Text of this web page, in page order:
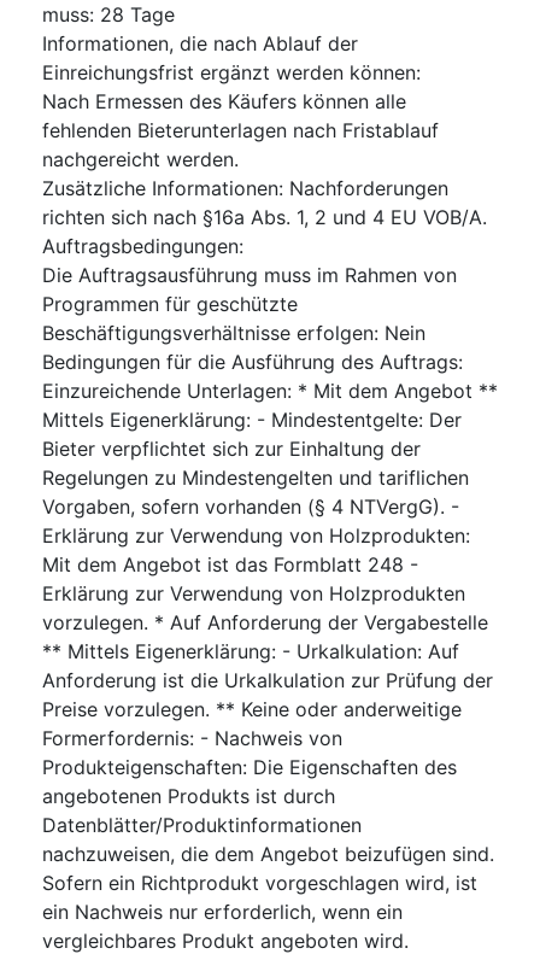
muss: 28 Tage
Informationen, die nach Ablauf der
Einreichungsfrist ergänzt werden können:
Nach Ermessen des Käufers können alle
fehlenden Bieterunterlagen nach Fristablauf
nachgereicht werden.
Zusätzliche Informationen: Nachforderungen
richten sich nach §16a Abs. 1, 2 und 4 EU VOB/A.
Auftragsbedingungen:
Die Auftragsausführung muss im Rahmen von
Programmen für geschützte
Beschäftigungsverhältnisse erfolgen: Nein
Bedingungen für die Ausführung des Auftrags:
Einzureichende Unterlagen: * Mit dem Angebot **
Mittels Eigenerklärung: - Mindestentgelte: Der
Bieter verpflichtet sich zur Einhaltung der
Regelungen zu Mindestengelten und tariflichen
Vorgaben, sofern vorhanden (§ 4 NTVergG). -
Erklärung zur Verwendung von Holzprodukten:
Mit dem Angebot ist das Formblatt 248 -
Erklärung zur Verwendung von Holzprodukten
vorzulegen. * Auf Anforderung der Vergabestelle
** Mittels Eigenerklärung: - Urkalkulation: Auf
Anforderung ist die Urkalkulation zur Prüfung der
Preise vorzulegen. ** Keine oder anderweitige
Formerfordernis: - Nachweis von
Produkteigenschaften: Die Eigenschaften des
angebotenen Produkts ist durch
Datenblätter/Produktinformationen
nachzuweisen, die dem Angebot beizufügen sind.
Sofern ein Richtprodukt vorgeschlagen wird, ist
ein Nachweis nur erforderlich, wenn ein
vergleichbares Produkt angeboten wird.